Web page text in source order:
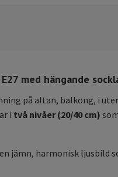
med hängande
på altan, balkong, i
i två nivåer (20/40 cm)
jämn, harmonisk